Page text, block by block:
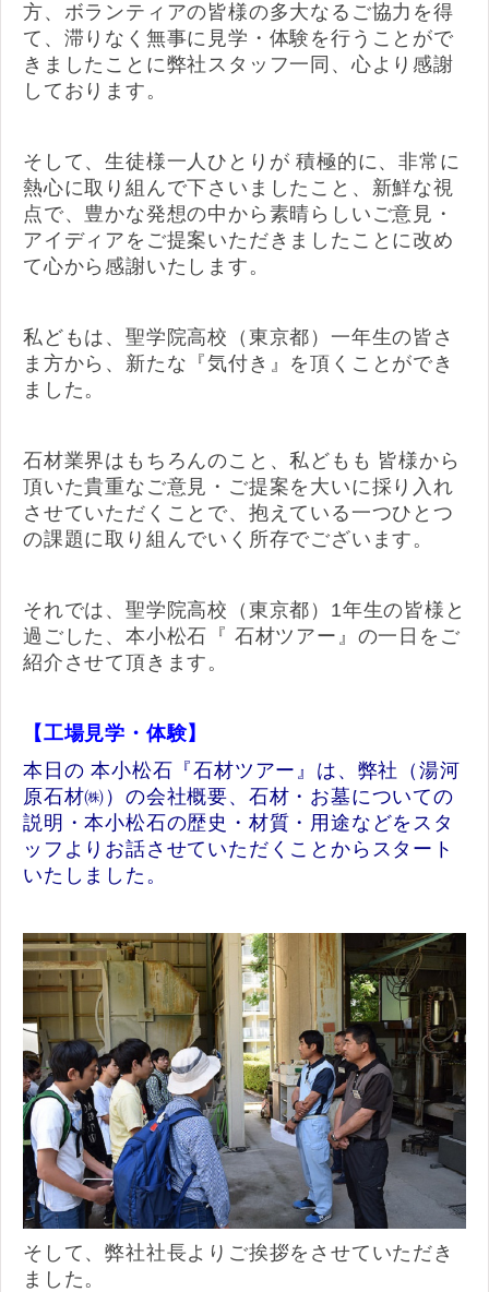
方、ボランティアの皆様の多大なるご協力を得
て、滞りなく無事に見学・体験を行うことがで
きましたことに弊社スタッフ一同、心より感謝
しております。
そして、生徒様一人ひとりが 積極的に、非常に
熱心に取り組んで下さいましたこと、新鮮な視
点で、豊かな発想の中から素晴らしいご意見・
アイディアをご提案いただきましたことに改め
て心から感謝いたします。
私どもは、聖学院高校（東京都）一年生の皆さ
ま方から、新たな『気付き』を頂くことができ
ました。
石材業界はもちろんのこと、私どもも 皆様から
頂いた貴重なご意見・ご提案を大いに採り入れ
させていただくことで、抱えている一つひとつ
の課題に取り組んでいく所存でございます。
それでは、聖学院高校（東京都）1年生の皆様と
過ごした、本小松石『 石材ツアー』の一日をご
紹介させて頂きます。
【工場見学・体験】
本日の 本小松石『石材ツアー』は、弊社（湯河
原石材㈱）の会社概要、石材・お墓についての
説明・本小松石の歴史・材質・用途などをスタ
ッフよりお話させていただくことからスタート
いたしました。
そして、弊社社長よりご挨拶をさせていただき
ました。